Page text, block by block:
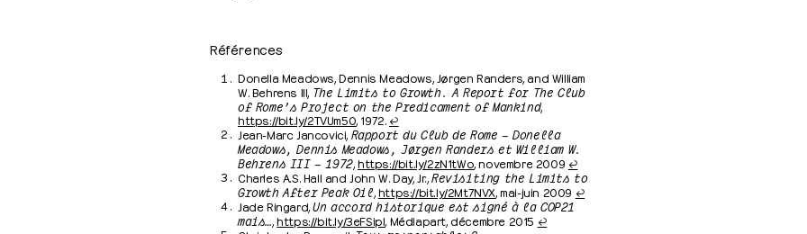
Références
Donella Meadows, Dennis Meadows, Jørgen Randers, and William
W. Behrens III, The Limits to Growth. A Report for The Club
of Rome’s Project on the Predicament of Mankind,
https://bit.ly/2TVUm50, 1972. ↩
Jean-Marc Jancovici, Rapport du Club de Rome – Donella
Meadows, Dennis Meadows, Jørgen Randers et William W.
Behrens III – 1972,https://bit.ly/2zN1tWo, novembre 2009 ↩
Charles A.S. Hall and John W. Day, Jr.,Revisiting the Limits to
Growth After Peak Oil,https://bit.ly/2Mt7NVX, mai-juin 2009 ↩
Jade Ringard,Un accord historique est signé à la COP21
mais… ,https://bit.ly/3eFSipl, Médiapart, décembre 2015 ↩